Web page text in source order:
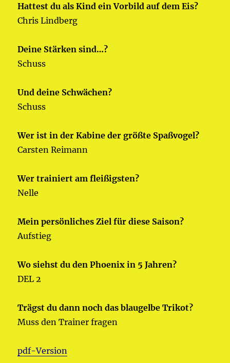
Hattest du als Kind ein Vorbild auf dem Eis?
Chris Lindberg
Deine Stärken sind…?
Schuss
Und deine Schwächen?
Schuss
Wer ist in der Kabine der größte Spaßvogel?
Carsten Reimann
Wer trainiert am fleißigsten?
Nelle
Mein persönliches Ziel für diese Saison?
Aufstieg
Wo siehst du den Phoenix in 5 Jahren?
DEL 2
Trägst du dann noch das blaugelbe Trikot?
Muss den Trainer fragen
pdf-Version